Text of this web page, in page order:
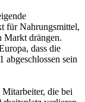
für Nahrungsmittel,
Markt drängen.
dass die
abgeschlossen sein
Mitarbeiter, die bei